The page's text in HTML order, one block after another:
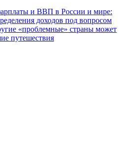
и ВВП в России и мире:
доходов под вопросом
«проблемные» страны может
путешествия